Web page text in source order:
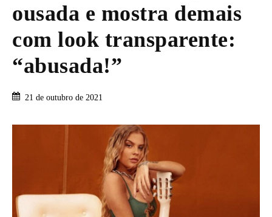
ousada e mostra demais
com look transparente:
“abusada!”
21 de outubro de 2021